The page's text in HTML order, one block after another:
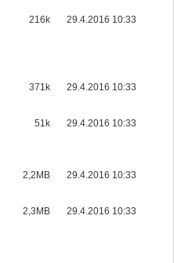
216k 29.4.2016 10:33
371k 29.4.2016 10:33
51k 29.4.2016 10:33
2,2MB 29.4.2016 10:33
2,3MB 29.4.2016 10:33